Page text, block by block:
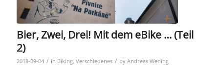
Bier, Zwei, Drei! Mit dem eBike … (Teil
2)
2018-09-04 / in Biking, Verschiedenes / by Andreas Wening